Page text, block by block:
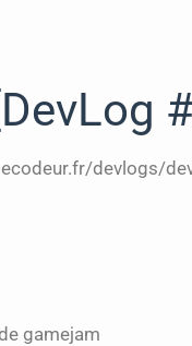
devlogs/
gamejam